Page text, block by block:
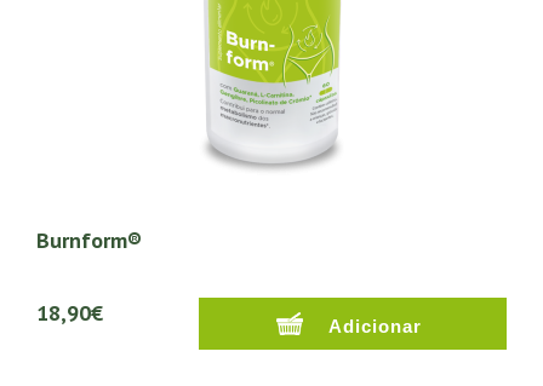
Burnform®
18,90€